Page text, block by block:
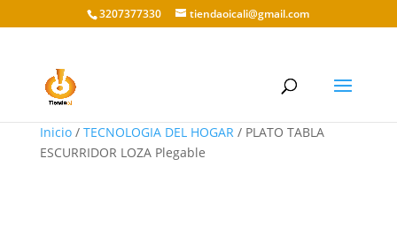
3207377330 tiendaoicali@gmail.com
Inicio/ TECNOLOGIA DEL HOGAR/ PLATO TABLA
ESCURRIDOR LOZA Plegable